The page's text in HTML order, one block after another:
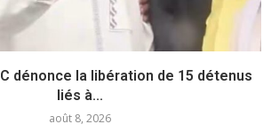
dénonce la libération de 15 détenus
liés à...
août 8, 2026